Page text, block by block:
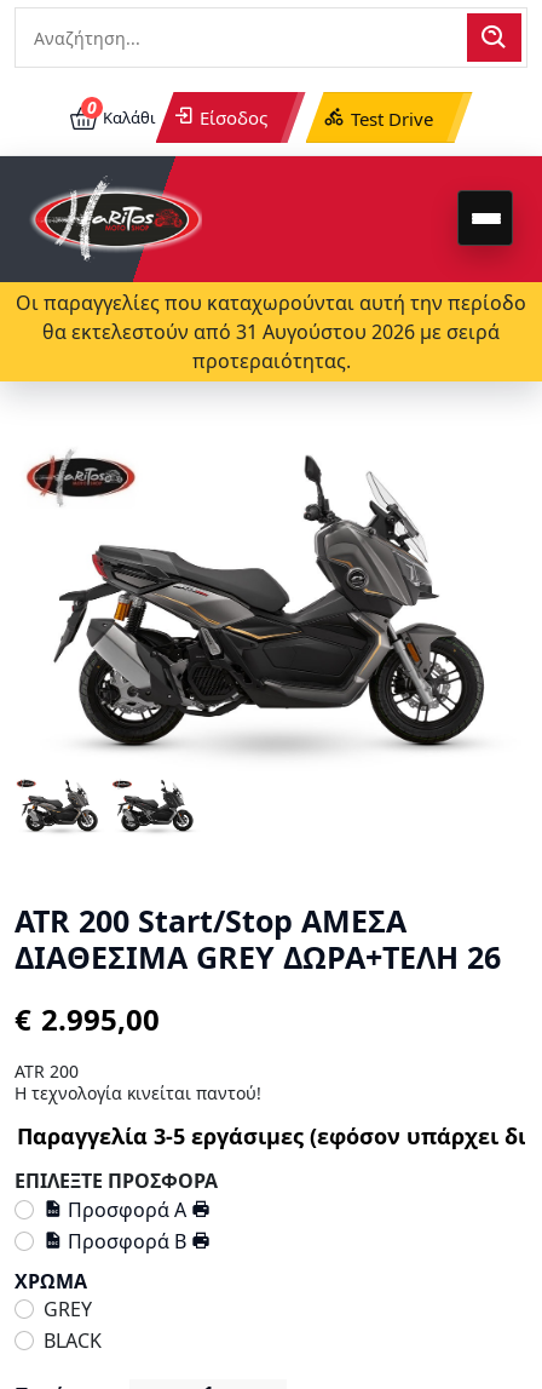
0 Καλάθι Είσοδος Test Drive
Οι παραγγελίες που καταχωρούνται αυτή την περίοδο
θα εκτελεστούν από 31 Αυγούστου 2026 με σειρά
προτεραιότητας.
ATR 200 Start/Stop ΑΜΕΣΑ
ΔΙΑΘΕΣΙΜΑ GREY ΔΩΡΑ+ΤΕΛΗ 26
€
ATR 200
Η τεχνολογία κινείται παντού!
ΕΠΙΛΕΞΤΕ ΠΡΟΣΦΟΡΑ
Προσφορά Α
Προσφορά Β
ΧΡΩΜΑ
GREY
BLACK